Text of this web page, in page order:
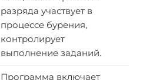
разряда участвует в
процессе бурения,
контролирует
выполнение заданий.
Программа включает